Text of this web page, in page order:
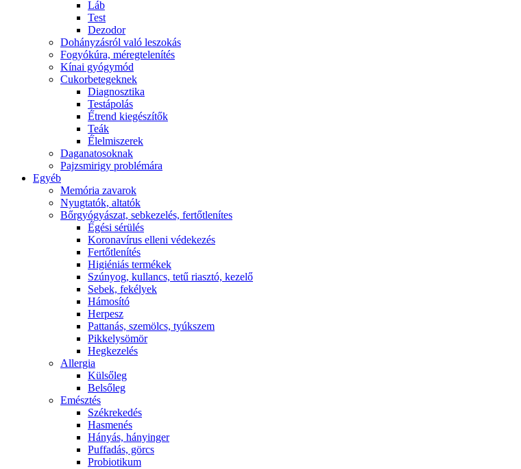
Láb
Test
Dezodor
Dohányzásról való leszokás
Fogyókúra, méregtelenítés
Kínai gyógymód
Cukorbetegeknek
Diagnosztika
Testápolás
É́trend kiegészítők
Teák
É́lelmiszerek
Daganatosoknak
Pajzsmirigy problémára
Egyéb
Memória zavarok
Nyugtatók, altatók
Bőrgyógyászat, sebkezelés, fertőtlenítes
É́gési sérülés
Koronavírus elleni védekezés
Fertőtlenítés
Higiéniás termékek
Szúnyog, kullancs, tetű riasztó, kezelő
Sebek, fekélyek
Hámosító
Herpesz
Pattanás, szemölcs, tyúkszem
Pikkelysömör
Hegkezelés
Allergia
Külsőleg
Belsőleg
Emésztés
Székrekedés
Hasmenés
Hányás, hányinger
Puffadás, görcs
Probiotikum